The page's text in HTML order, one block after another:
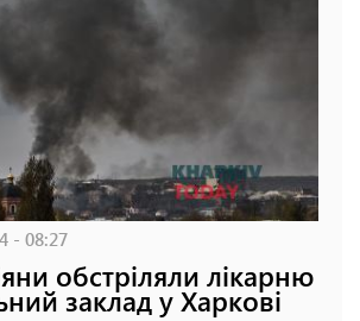
- 08:27
обстріляли лікарню
заклад у Харкові